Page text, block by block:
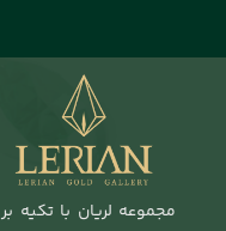
مجموعه لریان با تکیه